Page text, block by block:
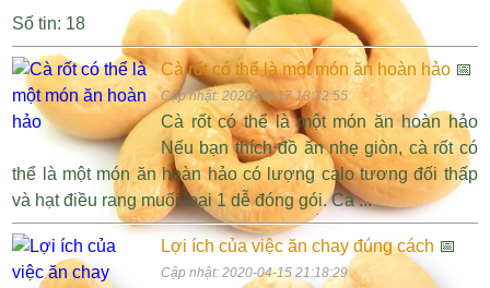
Số tin: 18
Cà rốt có thể là một món ăn hoàn hảo📅
Cập nhật: 2020-04-17 13:32:55
Cà rốt có thể là một món ăn hoàn hảo
Nếu bạn thích đồ ăn nhẹ giòn, cà rốt có
thể là một món ăn hoàn hảo có lượng calo tương đối thấp
và hạt điều rang muối loại 1 dễ đóng gói. Cà ...
Lợi ích của việc ăn chay đúng cách 📅
Cập nhật: 2020-04-15 21:18:29